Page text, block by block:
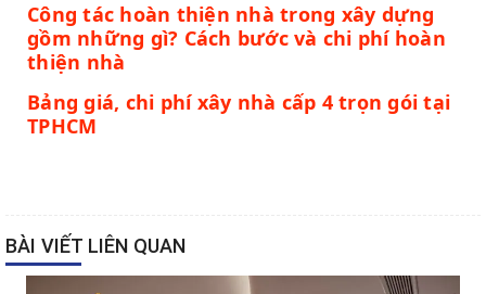
Công tác hoàn thiện nhà trong xây dựng
gồm những gì? Cách bước và chi phí hoàn
thiện nhà
Bảng giá, chi phí xây nhà cấp 4 trọn gói tại
TPHCM
BÀI VIẾT LIÊN QUAN